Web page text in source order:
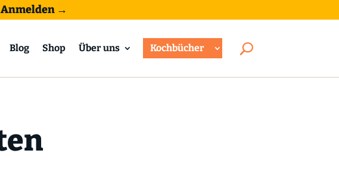
Anmelden →
Blog Shop Über uns Kochbücher